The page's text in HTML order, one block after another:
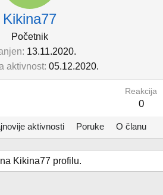
Kikina77
Početnik
13.11.2020.
aktivnost 05.12.2020.
Reakcija
0
aktivnosti Poruke O članu
Kikina77 profilu.